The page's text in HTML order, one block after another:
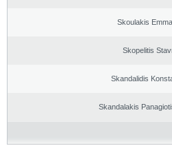
Skoulakis
Skopelitis
Skandalidis
Skandalakis